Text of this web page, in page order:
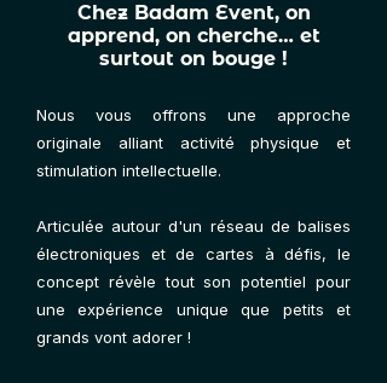
Chez Badam Event, on
apprend, on cherche… et
surtout on bouge !
Nous vous offrons une approche
originale alliant activité physique et
stimulation intellectuelle.
Articulée autour d'un réseau de balises
électroniques et de cartes à défis, le
concept révèle tout son potentiel pour
une expérience unique que petits et
grands vont adorer ! ​